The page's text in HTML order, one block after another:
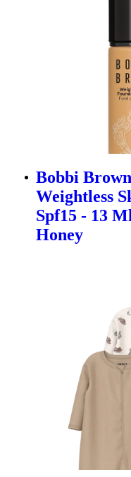
Bobbi
Weightless
Spf15 - 13
Honey